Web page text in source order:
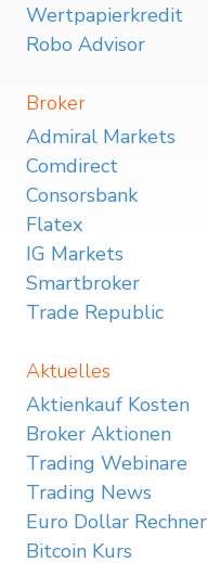
Wertpapierkredit
Robo Advisor
Broker
Admiral Markets
Comdirect
Consorsbank
Flatex
IG Markets
Smartbroker
Trade Republic
Aktuelles
Aktienkauf Kosten
Broker Aktionen
Trading Webinare
Trading News
Euro Dollar Rechner
Bitcoin Kurs